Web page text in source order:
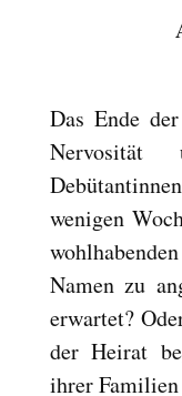
Das Ende
Nervosität
wenigen
Namen zu
erwartet?
der Heirat
ihrer Familien